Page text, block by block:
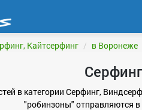
Кайтсерфинг в Воронеже
в категории Серфинг,
"робинзоны" отправляются